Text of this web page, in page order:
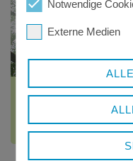
SCHUTZGEBIETE
Landschaftsbestandteile
Notwendige
Externe Medien